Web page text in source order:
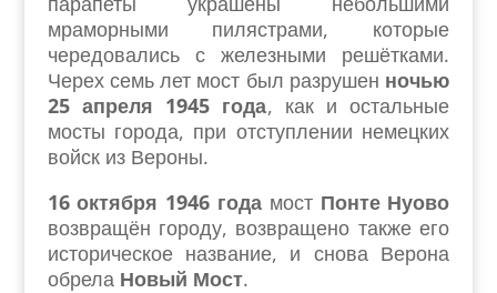
мраморными пилястрами, которые
чередовались с железными решётками.
Черех семь лет мост был разрушен ночью
25 апреля 1945 года, как и остальные
мосты города, при отступлении немецких
войск из Вероны.
16 октября 1946 года мост Понте Нуово
возвращён городу, возвращено также его
историческое название, и снова Верона
обрела Новый Мост.